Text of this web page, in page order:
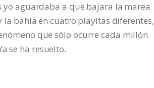
yo aguardaba a que bajara la marea
la bahía en cuatro playitas diferentes,
que sólo ocurre cada millón
se ha resuelto.